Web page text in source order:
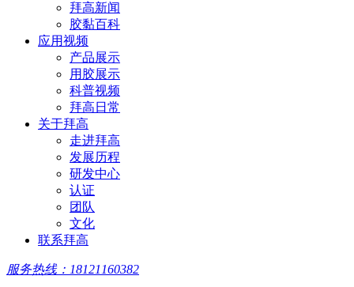
拜高新闻
胶黏百科
应用视频
产品展示
用胶展示
科普视频
拜高日常
关于拜高
走进拜高
发展历程
研发中心
认证
团队
文化
联系拜高
服务热线：18121160382